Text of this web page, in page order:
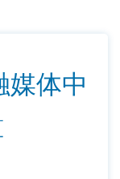
体中